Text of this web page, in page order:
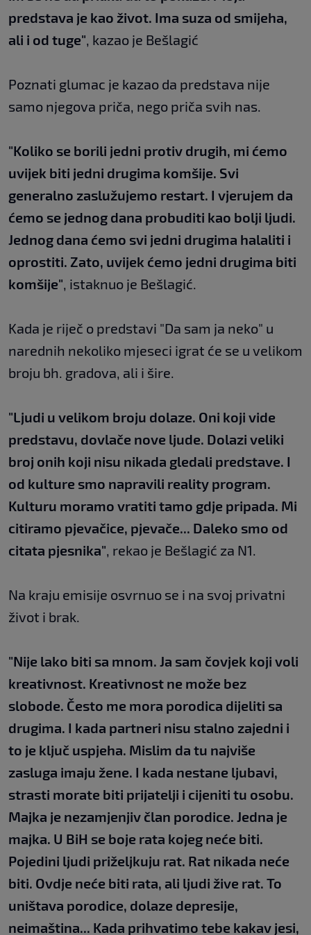
predstava je kao život. Ima suza od smijeha,
ali i od tuge", kazao je Bešlagić
Poznati glumac je kazao da predstava nije
samo njegova priča, nego priča svih nas.
"Koliko se borili jedni protiv drugih, mi ćemo
uvijek biti jedni drugima komšije. Svi
generalno zaslužujemo restart. I vjerujem da
ćemo se jednog dana probuditi kao bolji ljudi.
Jednog dana ćemo svi jedni drugima halaliti i
oprostiti. Zato, uvijek ćemo jedni drugima biti
komšije", istaknuo je Bešlagić.
Kada je riječ o predstavi "Da sam ja neko" u
narednih nekoliko mjeseci igrat će se u velikom
broju bh. gradova, ali i šire.
"Ljudi u velikom broju dolaze. Oni koji vide
predstavu, dovlače nove ljude. Dolazi veliki
broj onih koji nisu nikada gledali predstave. I
od kulture smo napravili reality program.
Kulturu moramo vratiti tamo gdje pripada. Mi
citiramo pjevačice, pjevače... Daleko smo od
citata pjesnika", rekao je Bešlagić za N1.
Na kraju emisije osvrnuo se i na svoj privatni
život i brak.
"Nije lako biti sa mnom. Ja sam čovjek koji voli
kreativnost. Kreativnost ne može bez
slobode. Često me mora porodica dijeliti sa
drugima. I kada partneri nisu stalno zajedni i
to je ključ uspjeha. Mislim da tu najviše
zasluga imaju žene. I kada nestane ljubavi,
strasti morate biti prijatelji i cijeniti tu osobu.
Majka je nezamjenjiv član porodice. Jedna je
majka. U BiH se boje rata kojeg neće biti.
Pojedini ljudi priželjkuju rat. Rat nikada neće
biti. Ovdje neće biti rata, ali ljudi žive rat. To
uništava porodice, dolaze depresije,
neimaština... Kada prihvatimo tebe kakav jesi,